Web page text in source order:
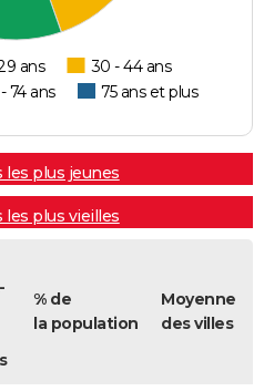
ans
30 - 44 ans
74 ans 75 ans et plus
les plus jeunes
les plus vieilles
% de
la population
Moyenne
des villes